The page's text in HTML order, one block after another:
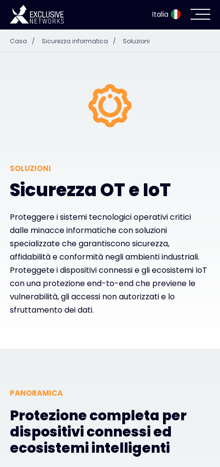
Italia
Exclusive Access - Per saperne di più
Contatto
#weareexclusive
Casa / Sicurezza informatica / Soluzioni
SOLUZIONI
Sicurezza OT e IoT
Proteggere i sistemi tecnologici operativi critici
dalle minacce informatiche con soluzioni
specializzate che garantiscono sicurezza,
affidabilità e conformità negli ambienti industriali.
Proteggete i dispositivi connessi e gli ecosistemi IoT
con una protezione end-to-end che previene le
vulnerabilità, gli accessi non autorizzati e lo
sfruttamento dei dati.
PANORAMICA
Protezione completa per
dispositivi connessi ed
ecosistemi intelligenti